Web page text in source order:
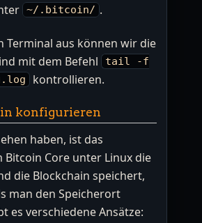
~/.bitcoin/ .
Terminal aus können wir die
mit dem Befehl
tail -f
kontrollieren.
konfigurieren
haben, ist das
Bitcoin Core unter Linux die
die Blockchain speichert,
man den Speicherort
es verschiedene Ansätze: